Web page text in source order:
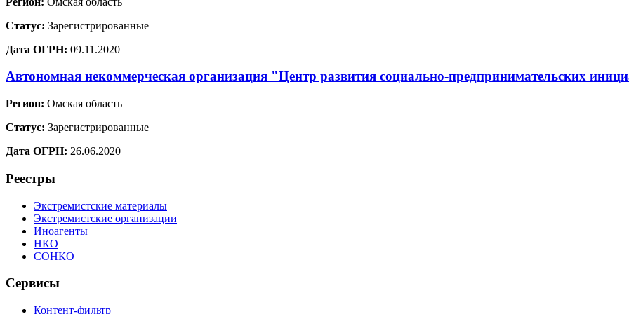
Статус: Зарегистрированные
Дата ОГРН: 09.11.2020
Автономная некоммерческая организация "Центр развития социально-предпринимательских
Регион: Омская область
Статус: Зарегистрированные
Дата ОГРН: 26.06.2020
Реестры
Экстремистские материалы
Экстремистские организации
Иноагенты
НКО
СОНКО
Сервисы
Контент-фильтр